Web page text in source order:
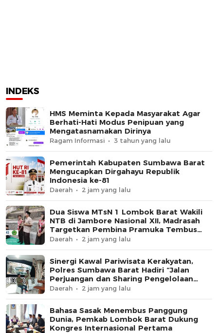
INDEKS
HMS Meminta Kepada Masyarakat Agar
Berhati-Hati Modus Penipuan yang
Mengatasnamakan Dirinya
Ragam Informasi 3 tahun yang lalu
Pemerintah Kabupaten Sumbawa Barat
Mengucapkan Dirgahayu Republik
Indonesia ke-81
Daerah 2 jam yang lalu
Dua Siswa MTsN 1 Lombok Barat Wakili
NTB di Jambore Nasional XII, Madrasah
Targetkan Pembina Pramuka Tembus
Tingkat Nasional
Daerah 2 jam yang lalu
Sinergi Kawal Pariwisata Kerakyatan,
Polres Sumbawa Barat Hadiri “Jalan
Perjuangan dan Sharing Pengelolaan
Pariwisata Bendungan Tiu Suntuk”
Daerah 2 jam yang lalu
Bahasa Sasak Menembus Panggung
Dunia, Pemkab Lombok Barat Dukung
Kongres Internasional Pertama